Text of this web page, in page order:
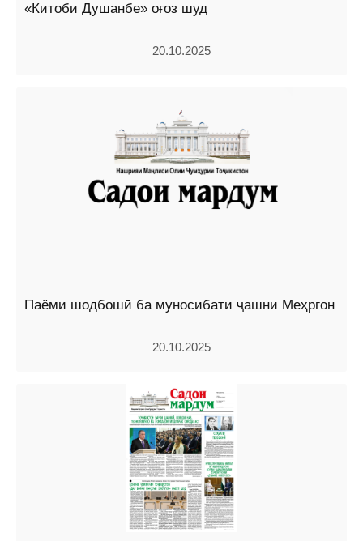
«Китоби Душанбе» оғоз шуд
20.10.2025
Паёми шодбошӣ ба муносибати ҷашни Меҳргон
20.10.2025